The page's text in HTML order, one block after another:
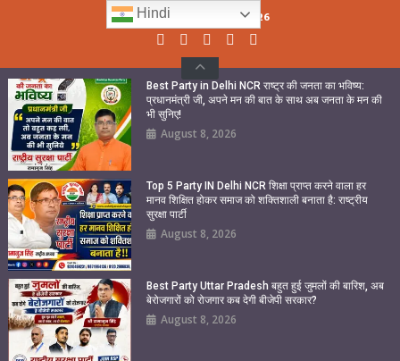
Sunday, August 09, 2026
Best Party in Delhi NCR राष्ट्र की जनता का भविष्य:
प्रधानमंत्री जी, अपने मन की बात के साथ अब जनता के मन की
भी सुनिए!
August 8, 2026
Top 5 Party IN Delhi NCR शिक्षा प्राप्त करने वाला हर
मानव शिक्षित होकर समाज को शक्तिशाली बनाता है: राष्ट्रीय
सुरक्षा पार्टी
August 8, 2026
Best Party Uttar Pradesh बहुत हुई जुमलों की बारिश, अब
बेरोजगारों को रोजगार कब देगी बीजेपी सरकार?
August 8, 2026
Hindi